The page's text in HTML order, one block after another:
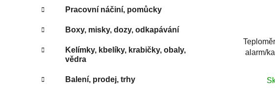
Pracovní náčiní, pomůcky
Boxy, misky, dozy, odkapávání
Kelímky, kbelíky, krabičky, obaly,
vědra
Balení, prodej, trhy
alarm/